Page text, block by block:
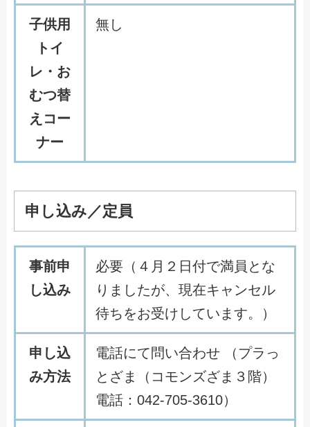
子供用
トイ
レ・お
むつ替
えコー
ナー
無し
申し込み／定員
事前申
し込み
必要（４月２日付で満員とな
りましたが、現在キャンセル
待ちをお受けしています。）
申し込
み方法
電話にて問い合わせ （プラっ
とざま（コモンズざま３階）
電話：042-705-3610）